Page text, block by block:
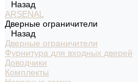
Назад
ARSENAL
Дверные ограничители
Назад
Дверные ограничители
Фурнитура для входных дверей
Доводчики
Комплекты